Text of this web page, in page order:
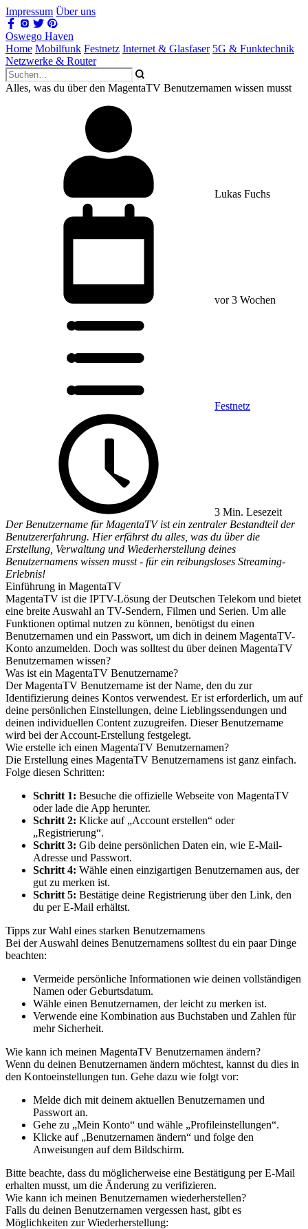
Impressum Über uns
Oswego Haven
Home Mobilfunk Festnetz Internet & Glasfaser 5G & Funktechnik
Netzwerke & Router
Alles, was du über den MagentaTV Benutzernamen wissen musst
Lukas Fuchs
vor 3 Wochen
Festnetz
3 Min. Lesezeit
Der Benutzername für MagentaTV ist ein zentraler Bestandteil der
Benutzererfahrung. Hier erfährst du alles, was du über die
Erstellung, Verwaltung und Wiederherstellung deines
Benutzernamens wissen musst - für ein reibungsloses Streaming-
Erlebnis!
Einführung in MagentaTV
MagentaTV ist die IPTV-Lösung der Deutschen Telekom und bietet
eine breite Auswahl an TV-Sendern, Filmen und Serien. Um alle
Funktionen optimal nutzen zu können, benötigst du einen
Benutzernamen und ein Passwort, um dich in deinem MagentaTV-
Konto anzumelden. Doch was solltest du über deinen MagentaTV
Benutzernamen wissen?
Was ist ein MagentaTV Benutzername?
Der MagentaTV Benutzername ist der Name, den du zur
Identifizierung deines Kontos verwendest. Er ist erforderlich, um auf
deine persönlichen Einstellungen, deine Lieblingssendungen und
deinen individuellen Content zuzugreifen. Dieser Benutzername
wird bei der Account-Erstellung festgelegt.
Wie erstelle ich einen MagentaTV Benutzernamen?
Die Erstellung eines MagentaTV Benutzernamens ist ganz einfach.
Folge diesen Schritten:
Schritt 1: Besuche die offizielle Webseite von MagentaTV
oder lade die App herunter.
Schritt 2: Klicke auf „Account erstellen“ oder
„Registrierung“.
Schritt 3: Gib deine persönlichen Daten ein, wie E-Mail-
Adresse und Passwort.
Schritt 4: Wähle einen einzigartigen Benutzernamen aus, der
gut zu merken ist.
Schritt 5: Bestätige deine Registrierung über den Link, den
du per E-Mail erhältst.
Tipps zur Wahl eines starken Benutzernamens
Bei der Auswahl deines Benutzernamens solltest du ein paar Dinge
beachten:
Vermeide persönliche Informationen wie deinen vollständigen
Namen oder Geburtsdatum.
Wähle einen Benutzernamen, der leicht zu merken ist.
Verwende eine Kombination aus Buchstaben und Zahlen für
mehr Sicherheit.
Wie kann ich meinen MagentaTV Benutzernamen ändern?
Wenn du deinen Benutzernamen ändern möchtest, kannst du dies in
den Kontoeinstellungen tun. Gehe dazu wie folgt vor:
Melde dich mit deinem aktuellen Benutzernamen und
Passwort an.
Gehe zu „Mein Konto“ und wähle „Profileinstellungen“.
Klicke auf „Benutzernamen ändern“ und folge den
Anweisungen auf dem Bildschirm.
Bitte beachte, dass du möglicherweise eine Bestätigung per E-Mail
erhalten musst, um die Änderung zu verifizieren.
Wie kann ich meinen Benutzernamen wiederherstellen?
Falls du deinen Benutzernamen vergessen hast, gibt es
Möglichkeiten zur Wiederherstellung: